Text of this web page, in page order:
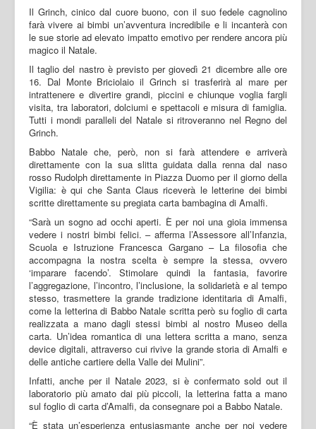
Il Grinch, cinico dal cuore buono, con il suo fedele cagnolino
farà vivere ai bimbi un’avventura incredibile e li incanterà con
le sue storie ad elevato impatto emotivo per rendere ancora più
magico il Natale.
Il taglio del nastro è previsto per giovedì 21 dicembre alle ore
16. Dal Monte Briciolaio il Grinch si trasferirà al mare per
intrattenere e divertire grandi, piccini e chiunque voglia fargli
visita, tra laboratori, dolciumi e spettacoli e misura di famiglia.
Tutti i mondi paralleli del Natale si ritroveranno nel Regno del
Grinch.
Babbo Natale che, però, non si farà attendere e arriverà
direttamente con la sua slitta guidata dalla renna dal naso
rosso Rudolph direttamente in Piazza Duomo per il giorno della
Vigilia: è qui che Santa Claus riceverà le letterine dei bimbi
scritte direttamente su pregiata carta bambagina di Amalfi.
“Sarà un sogno ad occhi aperti. È per noi una gioia immensa
vedere i nostri bimbi felici. – afferma l’Assessore all’Infanzia,
Scuola e Istruzione Francesca Gargano – La filosofia che
accompagna la nostra scelta è sempre la stessa, ovvero
‘imparare facendo’. Stimolare quindi la fantasia, favorire
l’aggregazione, l’incontro, l’inclusione, la solidarietà e al tempo
stesso, trasmettere la grande tradizione identitaria di Amalfi,
come la letterina di Babbo Natale scritta però su foglio di carta
realizzata a mano dagli stessi bimbi al nostro Museo della
carta. Un’idea romantica di una lettera scritta a mano, senza
device digitali, attraverso cui rivive la grande storia di Amalfi e
delle antiche cartiere della Valle dei Mulini”.
Infatti, anche per il Natale 2023, si è confermato sold out il
laboratorio più amato dai più piccoli, la letterina fatta a mano
sul foglio di carta d’Amalfi, da consegnare poi a Babbo Natale.
“È stata un’esperienza entusiasmante anche per noi vedere